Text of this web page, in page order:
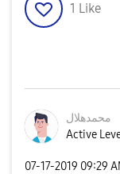
1 Like
محمدهلال
Active
‎07-17-2019 09:29